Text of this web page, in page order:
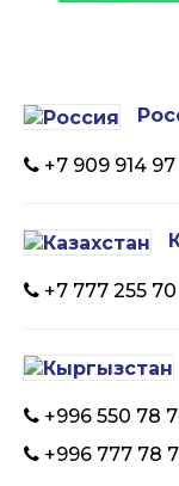
+7 909 914
+7 777 255
+996 550 78
+996 777 78